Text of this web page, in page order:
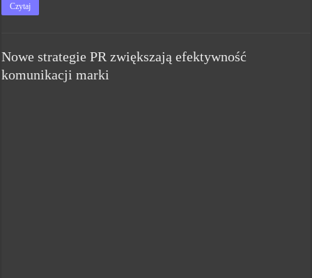
Czytaj
Nowe strategie PR zwiększają efektywność
komunikacji marki